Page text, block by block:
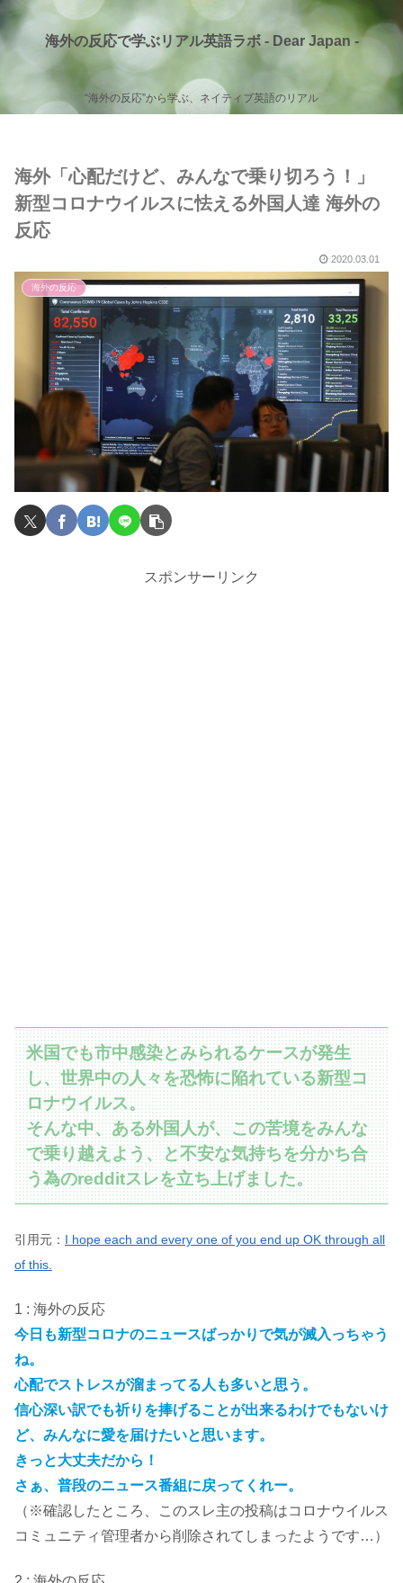
海外の反応で学ぶリアル英語ラボ - Dear Japan -
“海外の反応”から学ぶ、ネイティブ英語のリアル
海外「心配だけど、みんなで乗り切ろう！」
新型コロナウイルスに怯える外国人達 海外の
反応
2020.03.01
海外の反応
スポンサーリンク
米国でも市中感染とみられるケースが発生
し、世界中の人々を恐怖に陥れている新型コ
ロナウイルス。
そんな中、ある外国人が、この苦境をみんな
で乗り越えよう、と不安な気持ちを分かち合
う為のredditスレを立ち上げました。
引用元： I hope each and every one of you end up OK through all
of this.
1 : 海外の反応
今日も新型コロナのニュースばっかりで気が滅入っちゃう
ね。
心配でストレスが溜まってる人も多いと思う。
信心深い訳でも祈りを捧げることが出来るわけでもないけ
ど、みんなに愛を届けたいと思います。
きっと大丈夫だから！
さぁ、普段のニュース番組に戻ってくれー。
（※確認したところ、このスレ主の投稿はコロナウイルス
コミュニティ管理者から削除されてしまったようです…）